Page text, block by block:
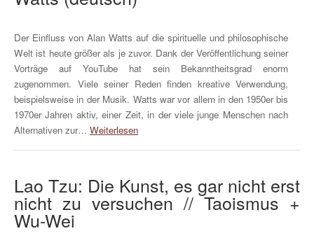
Der Einfluss von Alan Watts auf die spirituelle und philosophische
Welt ist heute größer als je zuvor. Dank der Veröffentlichung seiner
Vorträge auf YouTube hat sein Bekanntheitsgrad enorm
zugenommen. Viele seiner Reden finden kreative Verwendung,
beispielsweise in der Musik. Watts war vor allem in den 1950er bis
1970er Jahren aktiv, einer Zeit, in der viele junge Menschen nach
Alternativen zur… Weiterlesen
Lao Tzu: Die Kunst, es gar nicht erst
nicht zu versuchen // Taoismus +
Wu-Wei